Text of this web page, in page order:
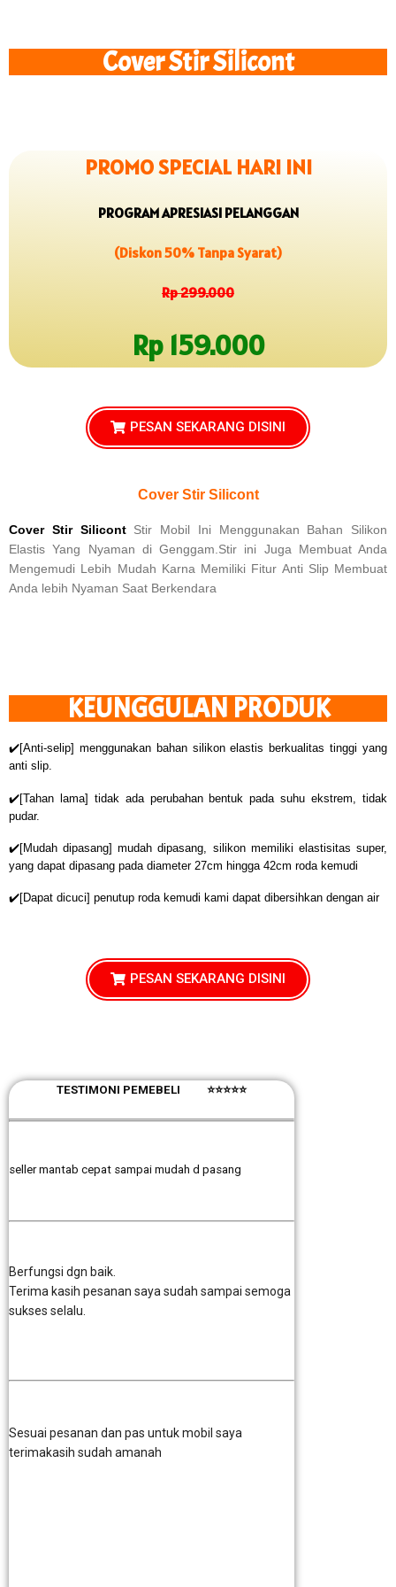
Cover Stir Silicont
PROMO SPECIAL HARI INI
PROGRAM APRESIASI PELANGGAN
(Diskon 50% Tanpa Syarat)
Rp 299.000
Rp 159.000
PESAN SEKARANG DISINI
Cover Stir Silicont
Cover Stir Silicont Stir Mobil Ini Menggunakan Bahan Silikon
Elastis Yang Nyaman di Genggam.Stir ini Juga Membuat Anda
Mengemudi Lebih Mudah Karna Memiliki Fitur Anti Slip Membuat
Anda lebih Nyaman Saat Berkendara
KEUNGGULAN PRODUK
✔️[Anti-selip] menggunakan bahan silikon elastis berkualitas tinggi yang
anti slip.
✔️[Tahan lama] tidak ada perubahan bentuk pada suhu ekstrem, tidak
pudar.
✔️[Mudah dipasang] mudah dipasang, silikon memiliki elastisitas super,
yang dapat dipasang pada diameter 27cm hingga 42cm roda kemudi
✔️[Dapat dicuci] penutup roda kemudi kami dapat dibersihkan dengan air
PESAN SEKARANG DISINI
TESTIMONI PEMEBELI ⭐⭐⭐⭐⭐
seller mantab cepat sampai mudah d pasang
Berfungsi dgn baik.
Terima kasih pesanan saya sudah sampai semoga
sukses selalu.
Sesuai pesanan dan pas untuk mobil saya
terimakasih sudah amanah